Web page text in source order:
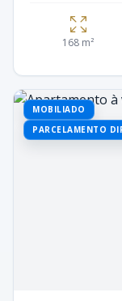
168 m²
MOBILIADO
PARCELAMENTO